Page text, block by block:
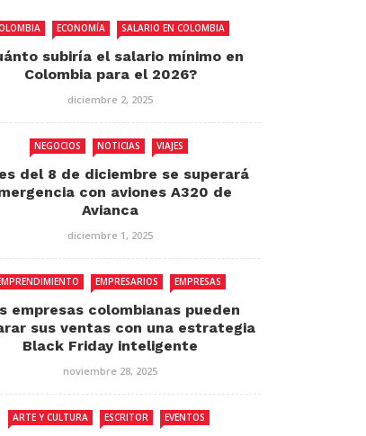
ECONOMÍA SALARIO EN COLOMBIA
subiría el salario mínimo en
Colombia para el 2026?
diciembre 2, 2025
NEGOCIOS NOTICIAS VIAJES
del 8 de diciembre se superará
con aviones A320 de
Avianca
diciembre 1, 2025
EMPRESARIOS EMPRESAS
empresas colombianas pueden
sus ventas con una estrategia
Black Friday inteligente
noviembre 28, 2025
ARTE Y CULTURA ESCRITOR EVENTOS